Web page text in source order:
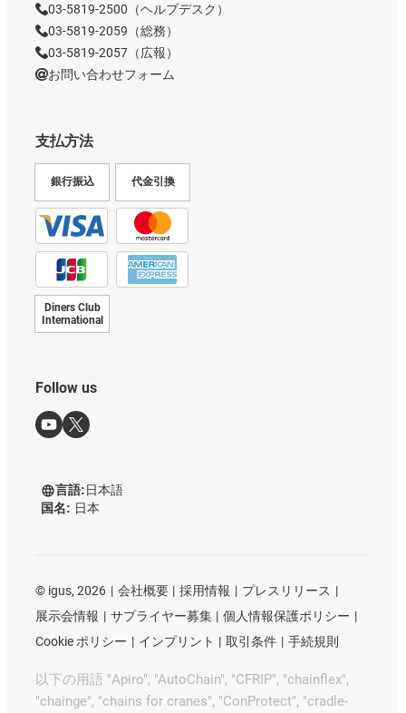
支払方法
銀行振込 代金引換
Diners Club
International
03-5819-2500（ヘルプデスク）
03-5819-2059（総務）
03-5819-2057（広報）
お問い合わせフォーム
Follow us
言語:日本語
国名: 日本
© igus, 2026 会社概要 採用情報
プレスリリース
展示会情報
サプライヤー募集
個人情報保護ポリシー
Cookie ポリシー
インプリント 取引条件 手続規則
以下の用語 "Apiro", "AutoChain", "CFRIP", "chainflex",
"chainge", "chains for cranes", "ConProtect", "cradle-